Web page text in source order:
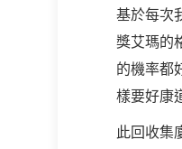
基於每次
獎艾瑪的
的機率都
樣要好康
此回收集